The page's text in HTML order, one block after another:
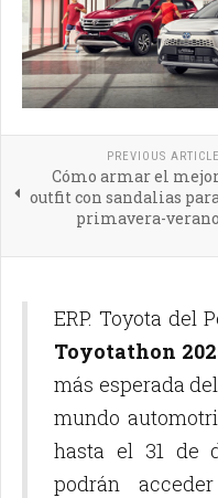
PREVIOUS ARTICLE
Cómo armar el
outfit con sandalias para
primavera-verano
ERP. Toyota del
Toyotathon
más esperada
mundo
hasta el 31 de
podrán